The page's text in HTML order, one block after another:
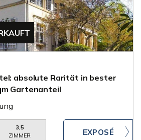
absolute Rarität in bester
Gartenanteil
3,5
ZIMMER